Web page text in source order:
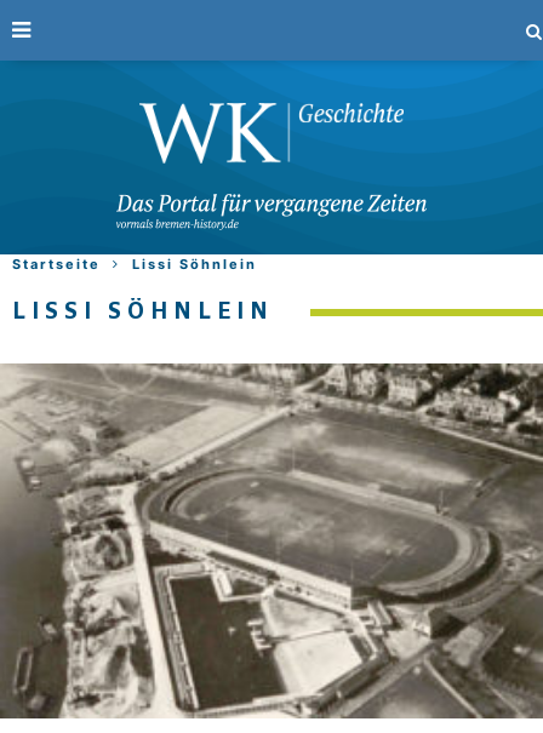
Startseite Lissi Söhnlein
LISSI SÖHNLEIN